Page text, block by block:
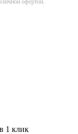
офертой.
1 клик